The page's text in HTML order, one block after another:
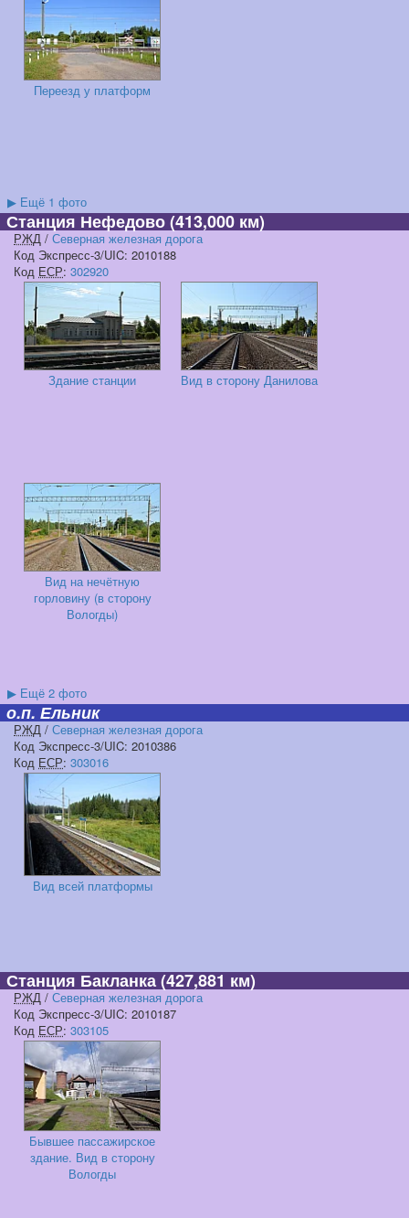
Переезд у платформ
▶ Ещё 1 фото
Станция Нефедово(413,000 км)
РЖД / Северная железная дорога
Код Экспресс-3/UIC: 2010188
Код ЕСР: 302920
Здание станции Вид в сторону Данилова
Вид на нечётную
горловину (в сторону
Вологды)
▶ Ещё 2 фото
о.п. Ельник
РЖД / Северная железная дорога
Код Экспресс-3/UIC: 2010386
Код ЕСР: 303016
Вид всей платформы
Станция Бакланка(427,881 км)
РЖД / Северная железная дорога
Код Экспресс-3/UIC: 2010187
Код ЕСР: 303105
Бывшее пассажирское
здание. Вид в сторону
Вологды